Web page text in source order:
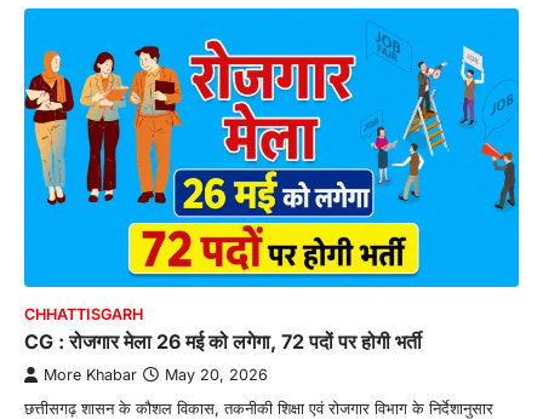
CHHATTISGARH
CG : रोजगार मेला 26 मई को लगेगा, 72 पदों पर होगी भर्ती
More Khabar May 20, 2026
छत्तीसगढ़ शासन के कौशल विकास, तकनीकी शिक्षा एवं रोजगार विभाग के निर्देशानुसार